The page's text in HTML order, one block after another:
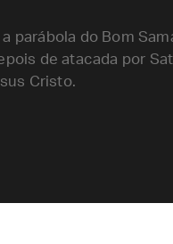
parábola do Bom
de atacada por
Cristo.